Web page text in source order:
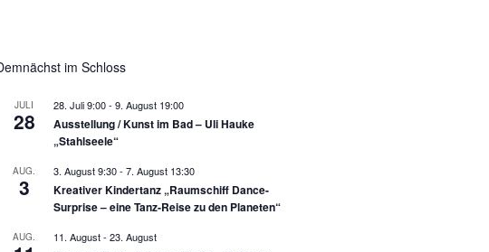
im Schloss
JULI
28
28. Juli 9:00- 9. August 19:00
Ausstellung / Kunst im Bad – Uli Hauke
„Stahlseele“
AUG.
3
3. August 9:30- 7. August 13:30
Kreativer Kindertanz „Raumschiff Dance-
Surprise – eine Tanz-Reise zu den Planeten“
AUG. 11. August- 23. August